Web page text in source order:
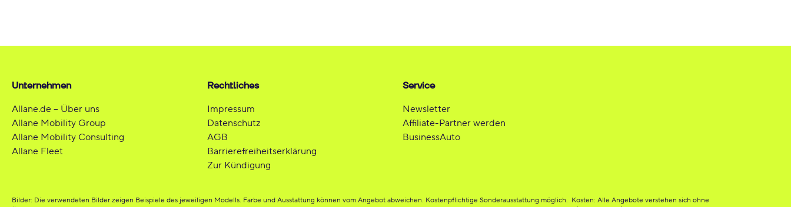
Unternehmen
Allane.de – Über uns
Allane Mobility Group
Allane Mobility Consulting
Allane Fleet
Rechtliches
Impressum
Datenschutz
AGB
Barrierefreiheitserklärung
Zur Kündigung
Service
Newsletter
Affiliate-Partner werden
BusinessAuto
Bilder: Die verwendeten Bilder zeigen Beispiele des jeweiligen Modells. Farbe und Ausstattung können vom Angebot abweichen. Kostenpflichtige Sonderausstattung möglich. Kosten: Alle Angebote verstehen sich ohne